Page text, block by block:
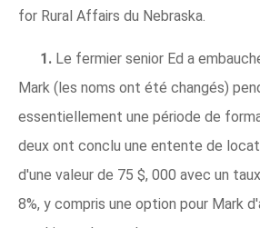
for Rural Affairs du Nebraska.
1. Le fermier senior Ed a
Mark (les noms ont été changés)
essentiellement une période de
deux ont conclu une entente de
d'une valeur de 75 $, 000 avec un
8%, y compris une option pour Mark